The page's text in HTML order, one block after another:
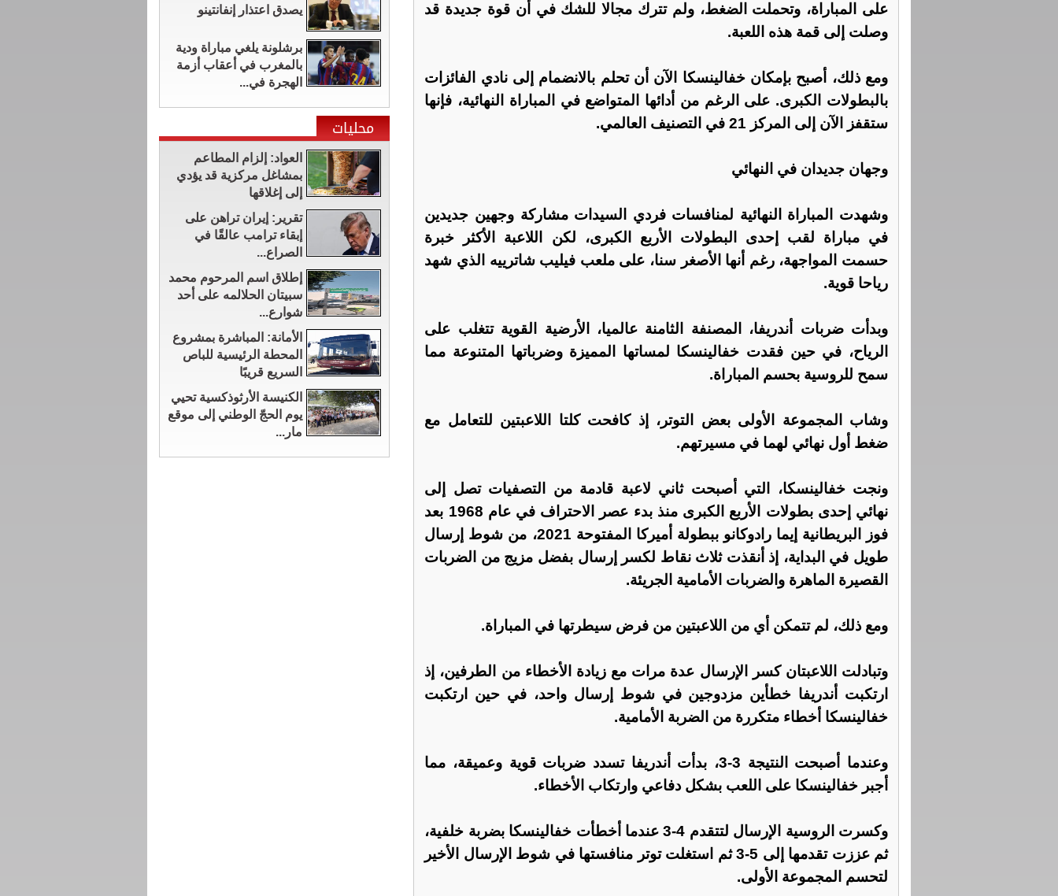
على المباراة، وتحملت الضغط، ولم تترك مجالا للشك في أن قوة جديدة قد
وصلت إلى قمة هذه اللعبة.
ومع ذلك، أصبح بإمكان خفالينسكا الآن أن تحلم بالانضمام إلى نادي الفائزات
بالبطولات الكبرى. على الرغم من أدائها المتواضع في المباراة النهائية، فإنها
ستقفز الآن إلى المركز 21 في التصنيف العالمي.
وجهان جديدان في النهائي
وشهدت المباراة النهائية لمنافسات فردي السيدات مشاركة وجهين جديدين
في مباراة لقب إحدى البطولات الأربع الكبرى، لكن اللاعبة الأكثر خبرة
حسمت المواجهة، رغم أنها الأصغر سنا، على ملعب فيليب شاترييه الذي شهد
رياحا قوية.
وبدأت ضربات أندريفا، المصنفة الثامنة عالميا، الأرضية القوية تتغلب على
الرياح، في حين فقدت خفالينسكا لمساتها المميزة وضرباتها المتنوعة مما
سمح للروسية بحسم المباراة.
وشاب المجموعة الأولى بعض التوتر، إذ كافحت كلتا اللاعبتين للتعامل مع
ضغط أول نهائي لهما في مسيرتهم.
ونجت خفالينسكا، التي أصبحت ثاني لاعبة قادمة من التصفيات تصل إلى
نهائي إحدى بطولات الأربع الكبرى منذ بدء عصر الاحتراف في عام 1968 بعد
فوز البريطانية إيما رادوكانو ببطولة أميركا المفتوحة 2021، من شوط إرسال
طويل في البداية، إذ أنقذت ثلاث نقاط لكسر إرسال بفضل مزيج من الضربات
القصيرة الماهرة والضربات الأمامية الجريئة.
ومع ذلك، لم تتمكن أي من اللاعبتين من فرض سيطرتها في المباراة.
وتبادلت اللاعبتان كسر الإرسال عدة مرات مع زيادة الأخطاء من الطرفين، إذ
ارتكبت أندريفا خطأين مزدوجين في شوط إرسال واحد، في حين ارتكبت
خفالينسكا أخطاء متكررة من الضربة الأمامية.
وعندما أصبحت النتيجة 3-3، بدأت أندريفا تسدد ضربات قوية وعميقة، مما
أجبر خفالينسكا على اللعب بشكل دفاعي وارتكاب الأخطاء.
وكسرت الروسية الإرسال لتتقدم 4-3 عندما أخطأت خفالينسكا بضربة خلفية،
ثم عززت تقدمها إلى 5-3 ثم استغلت توتر منافستها في شوط الإرسال الأخير
لتحسم المجموعة الأولى.
يصدق اعتذار إنفانتينو
برشلونة يلغي مباراة ودية
بالمغرب في أعقاب أزمة
الهجرة في...
محليات
العواد: إلزام المطاعم
بمشاغل مركزية قد يؤدي
إلى إغلاقها
تقرير: إيران تراهن على
إبقاء ترامب عالقًا في
الصراع...
إطلاق اسم المرحوم محمد
سبيتان الحلالمه على أحد
شوارع...
الأمانة: المباشرة بمشروع
المحطة الرئيسية للباص
السريع قريبًا
الكنيسة الأرثوذكسية تحيي
يوم الحجّ الوطني إلى موقع
مار...